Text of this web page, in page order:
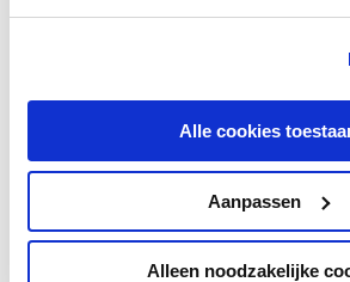
Alle cookies
Aanpassen
Alleen noodzakelijke
Een ideale leadlijst
samenstellen met
marktinzicht,
MPA resultaten